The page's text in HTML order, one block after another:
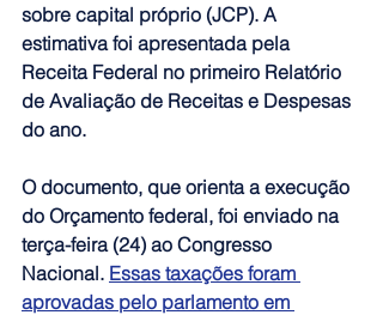
sobre capital próprio (JCP). A
estimativa foi apresentada pela
Receita Federal no primeiro Relatório
de Avaliação de Receitas e Despesas
do ano.
O documento, que orienta a execução
do Orçamento federal, foi enviado na
terça-feira (24) ao Congresso
Nacional. Essas taxações foram
aprovadas pelo parlamento em